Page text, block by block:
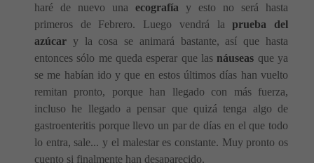
haré de nuevo una ecografía y esto no será hasta
primeros de Febrero. Luego vendrá laprueba del
azúcar y la cosa se animará bastante, así que hasta
entonces sólo me queda esperar que lasnáuseas que ya
se me habían ido y que en estos últimos días han vuelto
remitan pronto, porque han llegado con más fuerza,
incluso he llegado a pensar que quizá tenga algo de
gastroenteritis porque llevo un par de días en el que todo
lo entra, sale... y el malestar es constante. Muy pronto os
cuento si finalmente han desaparecido.